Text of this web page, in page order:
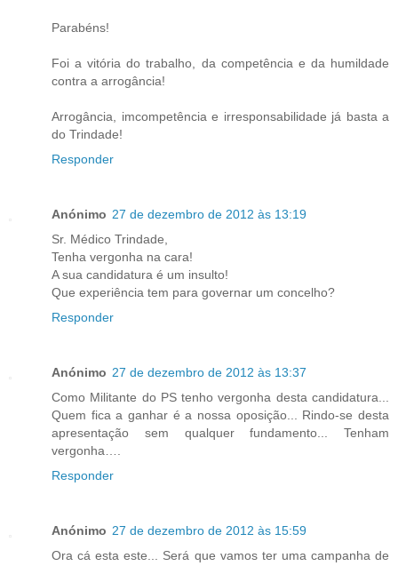
Parabéns!
Foi a vitória do trabalho, da competência e da humildade
contra a arrogância!
Arrogância, imcompetência e irresponsabilidade já basta a
do Trindade!
Responder
Anónimo 27 de dezembro de 2012 às 13:19
Sr. Médico Trindade,
Tenha vergonha na cara!
A sua candidatura é um insulto!
Que experiência tem para governar um concelho?
Responder
Anónimo 27 de dezembro de 2012 às 13:37
Como Militante do PS tenho vergonha desta candidatura...
Quem fica a ganhar é a nossa oposição... Rindo-se desta
apresentação sem qualquer fundamento... Tenham
vergonha….
Responder
Anónimo 27 de dezembro de 2012 às 15:59
Ora cá esta este... Será que vamos ter uma campanha de